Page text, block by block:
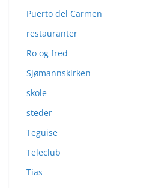
Puerto del Carmen
restauranter
Ro og fred
Sjømannskirken
skole
steder
Teguise
Teleclub
Tias